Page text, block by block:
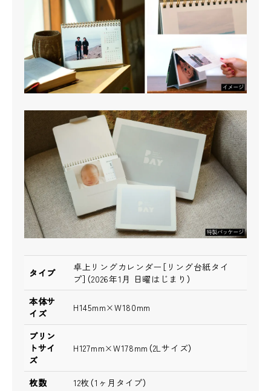
タイプ
卓上リングカレンダー［リング台紙タイ
プ］（2026年1月 日曜はじまり）
本体サ
イズ
H145mm×W180mm
プリン
トサイ
ズ
H127mm×W178mm（2Lサイズ）
枚数 12枚（1ヶ月タイプ）